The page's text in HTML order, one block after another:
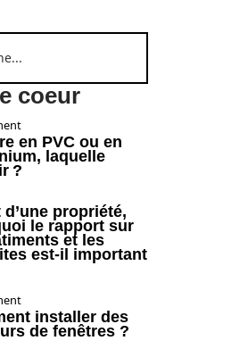
coeur
en PVC ou en
laquelle
?
propriété,
le rapport sur
et les
est-il important
installer des
de fenêtres ?